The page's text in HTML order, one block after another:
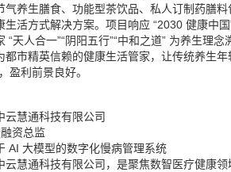
气养生膳食、功能型茶饮品、私人订制药膳
活方式解决方案。项目响应 “2030 健康中
“天人合一”“阴阳五行”“中和之道” 为养生理
都市精英信赖的健康生活管家，让传统养生
盈利前景良好。
云慧通科技有限公司
资总监
大模型的数字化慢病管理系统
通科技有限公司，是聚焦数智医疗健康领